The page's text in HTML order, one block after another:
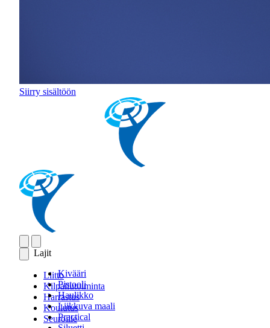
Siirry sisältöön
Lajit
Kivääri
Pistooli
Haulikko
Liikkuva maali
Practical
Liitto
Kilpailutoiminta
Harrastus
Koulutus
Seuroille